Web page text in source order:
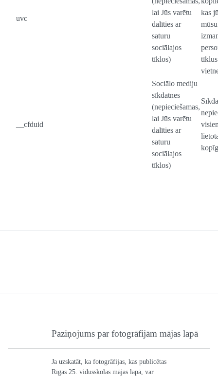
uvc
lai Jūs varētu
dalīties ar
saturu
sociālajos
tīklos)
kas
__cfduid
Sociālo mediju
sīkdatnes
(nepieciešamas,
lai Jūs varētu
dalīties ar
saturu
sociālajos
tīklos)
Paziņojums par fotogrāfijām mājas lapā
Ja uzskatāt, ka fotogrāfijas, kas publicētas
Rīgas 25. vidusskolas mājas lapā, var